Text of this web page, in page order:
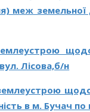
меж земельної
Лісова,б/н
в м. Бучач по